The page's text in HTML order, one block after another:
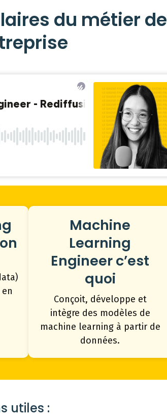
du métier de
Machine
Learning
Engineer c’est
quoi
Conçoit, développe et
intègre des modèles de
machine learning à partir de
données.
utiles :